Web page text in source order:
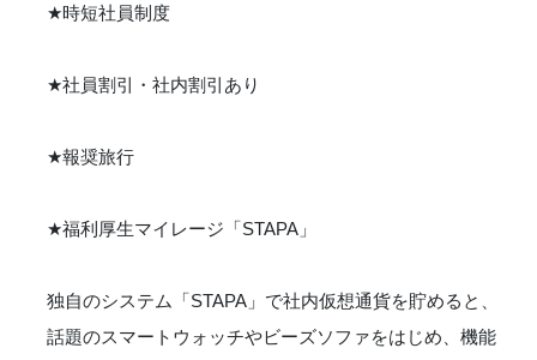
★時短社員制度
★社員割引・社内割引あり
★報奨旅行
★福利厚生マイレージ「STAPA」
独自のシステム「STAPA」で社内仮想通貨を貯めると、
話題のスマートウォッチやビーズソファをはじめ、機能